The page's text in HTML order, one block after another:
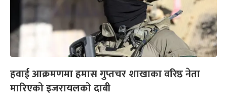
हवाई आक्रमणमा हमास गुप्तचर शाखाका वरिष्ठ नेता
मारिएको इजरायलको दाबी